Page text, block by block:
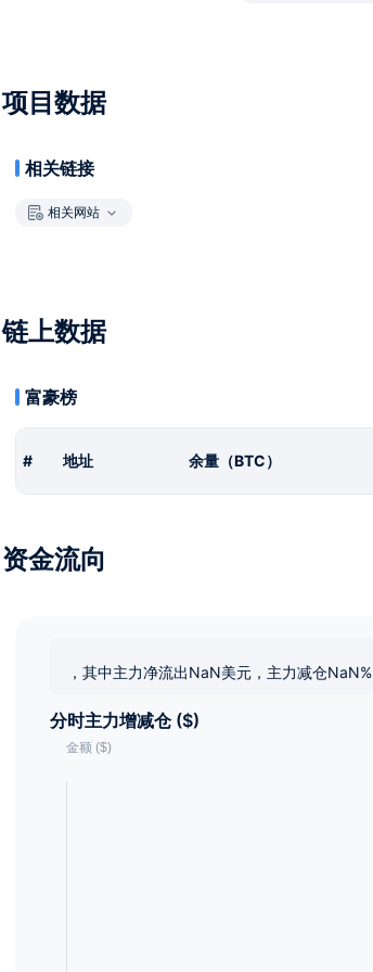
项目数据
相关链接
相关网站
链上数据
富豪榜
# 地址 余量（BTC）
资金流向
，其中主力净流出NaN美元，主力减仓NaN%
分时主力增减仓 ($)